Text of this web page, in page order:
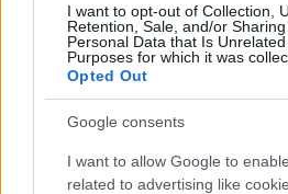
I want to opt-out of Collection,
Retention, Sale, and/or
Personal Data that Is
Purposes for which it was
Opted Out
Google consents
I want to allow Google to
related to advertising like